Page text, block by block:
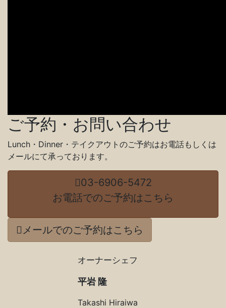
ご予約・お問い合わせ
Lunch・Dinner・テイクアウトのご予約はお電話もしくは
メールにて承っております。
03-6906-5472
お電話でのご予約はこちら
メールでのご予約はこちら
オーナーシェフ
平岩 隆
Takashi Hiraiwa